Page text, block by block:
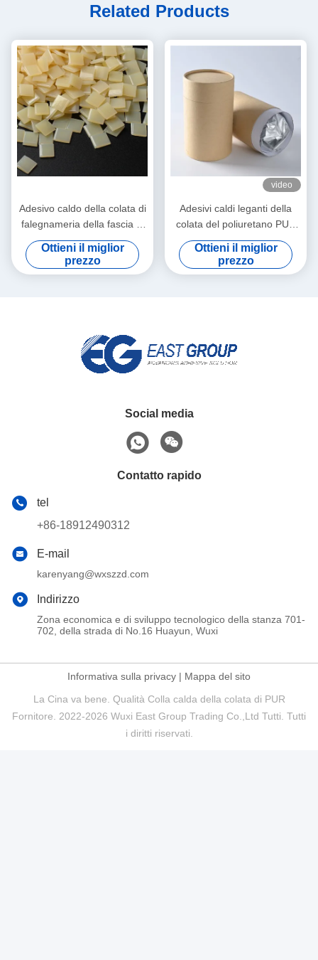
Related Products
Adesivo caldo della colata di
falegnameria della fascia di
bordo per la trecciatrice
automatica
Ottieni il miglior
prezzo
video
Adesivi caldi leganti della
colata del poliuretano PUR
del bordo
dell'impiallacciatura del PVC
per mobilia
Ottieni il miglior
prezzo
Social media
Contatto rapido
tel
+86-18912490312
E-mail
karenyang@wxszzd.com
Indirizzo
Zona economica e di sviluppo tecnologico della stanza 701-
702, della strada di No.16 Huayun, Wuxi
Informativa sulla privacy | Mappa del sito
La Cina va bene. Qualità Colla calda della colata di PUR
Fornitore. 2022-2026 Wuxi East Group Trading Co.,Ltd Tutti. Tutti
i diritti riservati.